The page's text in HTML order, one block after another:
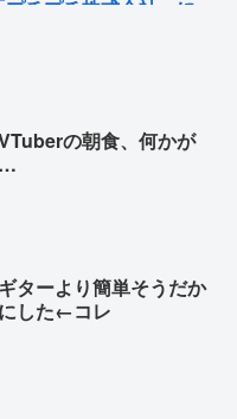
プチプチ株式会社」に
原浩治さん『7イニン
守るための犠牲だっ
ったんだ？侵略者だ
VTuberの朝食、何かが
ターより簡単そうだか
した←コレ